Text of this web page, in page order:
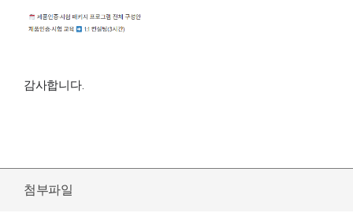
감사합니다.
첨부파일